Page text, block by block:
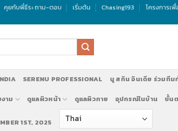
คุยกับพี่ธีระ ถาม-ตอบ เริ่มต้น Chasing193 โครงการเ
SERENU PROFESSIONAL นู สกิน อินเดีย ร่วมทีม
าม ดูแลผิวหน้า ดูแลผิวกาย อุปกรณ์ในบ้าน ขั้น
1ST, 2025